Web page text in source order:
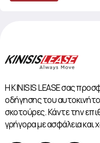
Η KINISIS LEASE σας
οδήγησης του
σκοτούρες. Κάντε την
γρήγορα με ασφάλεια και